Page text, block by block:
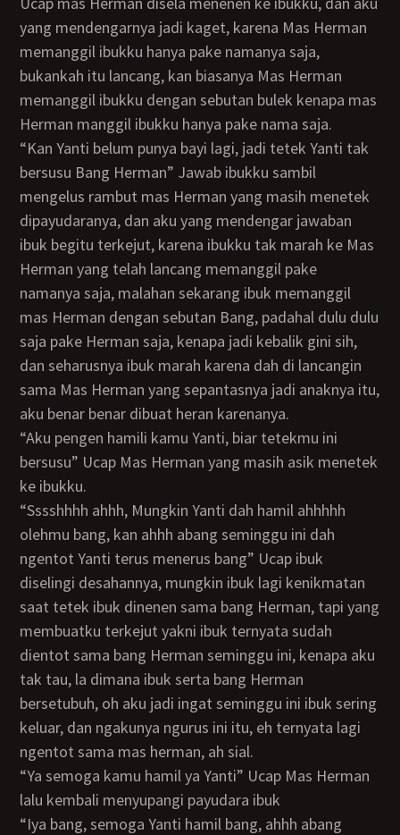
yang mendengarnya jadi kaget, karena Mas Herman
memanggil ibukku hanya pake namanya saja,
bukankah itu lancang, kan biasanya Mas Herman
memanggil ibukku dengan sebutan bulek kenapa mas
Herman manggil ibukku hanya pake nama saja.
“Kan Yanti belum punya bayi lagi, jadi tetek Yanti tak
bersusu Bang Herman” Jawab ibukku sambil
mengelus rambut mas Herman yang masih menetek
dipayudaranya, dan aku yang mendengar jawaban
ibuk begitu terkejut, karena ibukku tak marah ke Mas
Herman yang telah lancang memanggil pake
namanya saja, malahan sekarang ibuk memanggil
mas Herman dengan sebutan Bang, padahal dulu dulu
saja pake Herman saja, kenapa jadi kebalik gini sih,
dan seharusnya ibuk marah karena dah di lancangin
sama Mas Herman yang sepantasnya jadi anaknya itu,
aku benar benar dibuat heran karenanya.
“Aku pengen hamili kamu Yanti, biar tetekmu ini
bersusu” Ucap Mas Herman yang masih asik menetek
ke ibukku.
“sssshhhh ahhh, Mungkin Yanti dah hamil ahhhhh
olehmu bang, kan ahhh abang seminggu ini dah
ngentot Yanti terus menerus bang” Ucap ibuk
diselingi desahannya, mungkin ibuk lagi kenikmatan
saat tetek ibuk dinenen sama bang Herman, tapi yang
membuatku terkejut yakni ibuk ternyata sudah
dientot sama bang Herman seminggu ini, kenapa aku
tak tau, la dimana ibuk serta bang Herman
bersetubuh, oh aku jadi ingat seminggu ini ibuk sering
keluar, dan ngakunya ngurus ini itu, eh ternyata lagi
ngentot sama mas herman, ah sial.
“Ya semoga kamu hamil ya Yanti” Ucap Mas Herman
lalu kembali menyupangi payudara ibuk
“Iya bang, semoga Yanti hamil bang, ahhh abang